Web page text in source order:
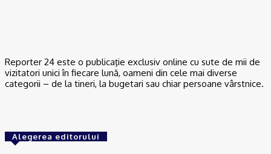
Reporter 24 este o publicaţie exclusiv online cu sute de mii de
vizitatori unici în fiecare lună, oameni din cele mai diverse
categorii – de la tineri, la bugetari sau chiar persoane vârstnice.
Alegerea editorului